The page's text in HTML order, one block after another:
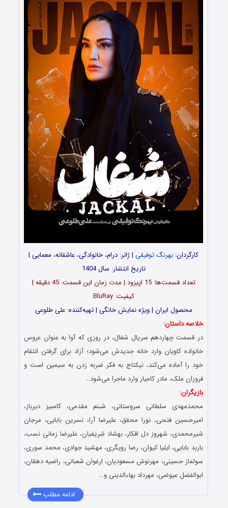
کارگردان: بهرنگ توفیقی | ژانر: درام، خانوادگی، عاشقانه، معمایی |
تاریخ انتشار: سال 1404
تعداد قسمت‌ها: 15 اپیزود | مدت زمان این قسمت: 45 دقیقه |
کیفیت: BluRay
محصول ایران | ویژه نمایش خانگی | تهیه‌کننده: علی طلوعی
خلاصه داستان:
در قسمت چهاردهم سریال شغال، در روزی که آوا به عنوان عروس
خانواده کاویان وارد خانه جدیدش می‌شود؛ آزاد برای گرفتن انتقام
خود را آماده می‌کند، نیکتاج به فکر ضربه زدن به سیمین است و
فروزان ملک، مادر کامیار وارد ماجرا می‌شود…
بازیگران:
محمدمهدی سلطانی سروستانی، شبنم مقدمی، کامبیز دیرباز،
امیرحسین فتحی، نورا محقق، علیرضا آرا، نسرین بابایی، مرجان
شیرمحمدی، شهروز دل افکار، بهشاد شریفیان، علیرضا زمانی نسب،
باربد بابایی، ایلیا کیوان، رضا رویگری، مهشید جوادی، محمد سوری،
سولماز حسینی، مهرنوش مسعودیان، ارغوان شعبانی، راضیه دهقان،
ابوالفضل عیوضی، مهرداد بهاءالدینی و…
ادامه مطلب